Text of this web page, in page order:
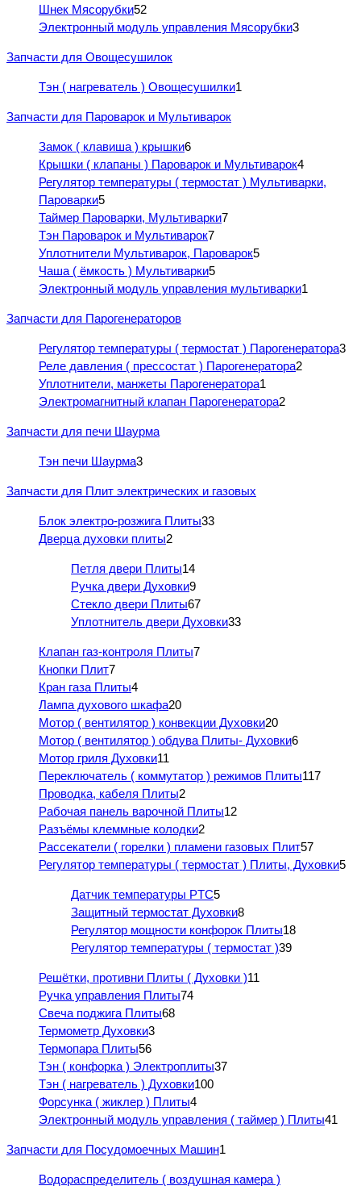
Шнек Мясорубки52
Электронный модуль управления Мясорубки3
Запчасти для Овощесушилок
Тэн ( нагреватель ) Овощесушилки1
Запчасти для Пароварок и Мультиварок
Замок ( клавиша ) крышки6
Крышки ( клапаны ) Пароварок и Мультиварок4
Регулятор температуры ( термостат ) Мультиварки,
Пароварки5
Таймер Пароварки, Мультиварки7
Тэн Пароварок и Мультиварок7
Уплотнители Мультиварок, Пароварок5
Чаша ( ёмкость ) Мультиварки5
Электронный модуль управления мультиварки1
Запчасти для Парогенераторов
Регулятор температуры ( термостат ) Парогенератора3
Реле давления ( прессостат ) Парогенератора2
Уплотнители, манжеты Парогенератора1
Электромагнитный клапан Парогенератора2
Запчасти для печи Шаурма
Тэн печи Шаурма3
Запчасти для Плит электрических и газовых
Блок электро-розжига Плиты33
Дверца духовки плиты2
Петля двери Плиты14
Ручка двери Духовки9
Стекло двери Плиты67
Уплотнитель двери Духовки33
Клапан газ-контроля Плиты7
Кнопки Плит7
Кран газа Плиты4
Лампа духового шкафа20
Мотор ( вентилятор ) конвекции Духовки20
Мотор ( вентилятор ) обдува Плиты- Духовки6
Мотор гриля Духовки11
Переключатель ( коммутатор ) режимов Плиты117
Проводка, кабеля Плиты2
Рабочая панель варочной Плиты12
Разъёмы клеммные колодки2
Рассекатели ( горелки ) пламени газовых Плит57
Регулятор температуры ( термостат ) Плиты, Духовки5
Датчик температуры PTC5
Защитный термостат Духовки8
Регулятор мощности конфорок Плиты18
Регулятор температуры ( термостат )39
Решётки, противни Плиты ( Духовки )11
Ручка управления Плиты74
Свеча поджига Плиты68
Термометр Духовки3
Термопара Плиты56
Тэн ( конфорка ) Электроплиты37
Тэн ( нагреватель ) Духовки100
Форсунка ( жиклер ) Плиты4
Электронный модуль управления ( таймер ) Плиты41
Запчасти для Посудомоечных Машин1
Водораспределитель ( воздушная камера )